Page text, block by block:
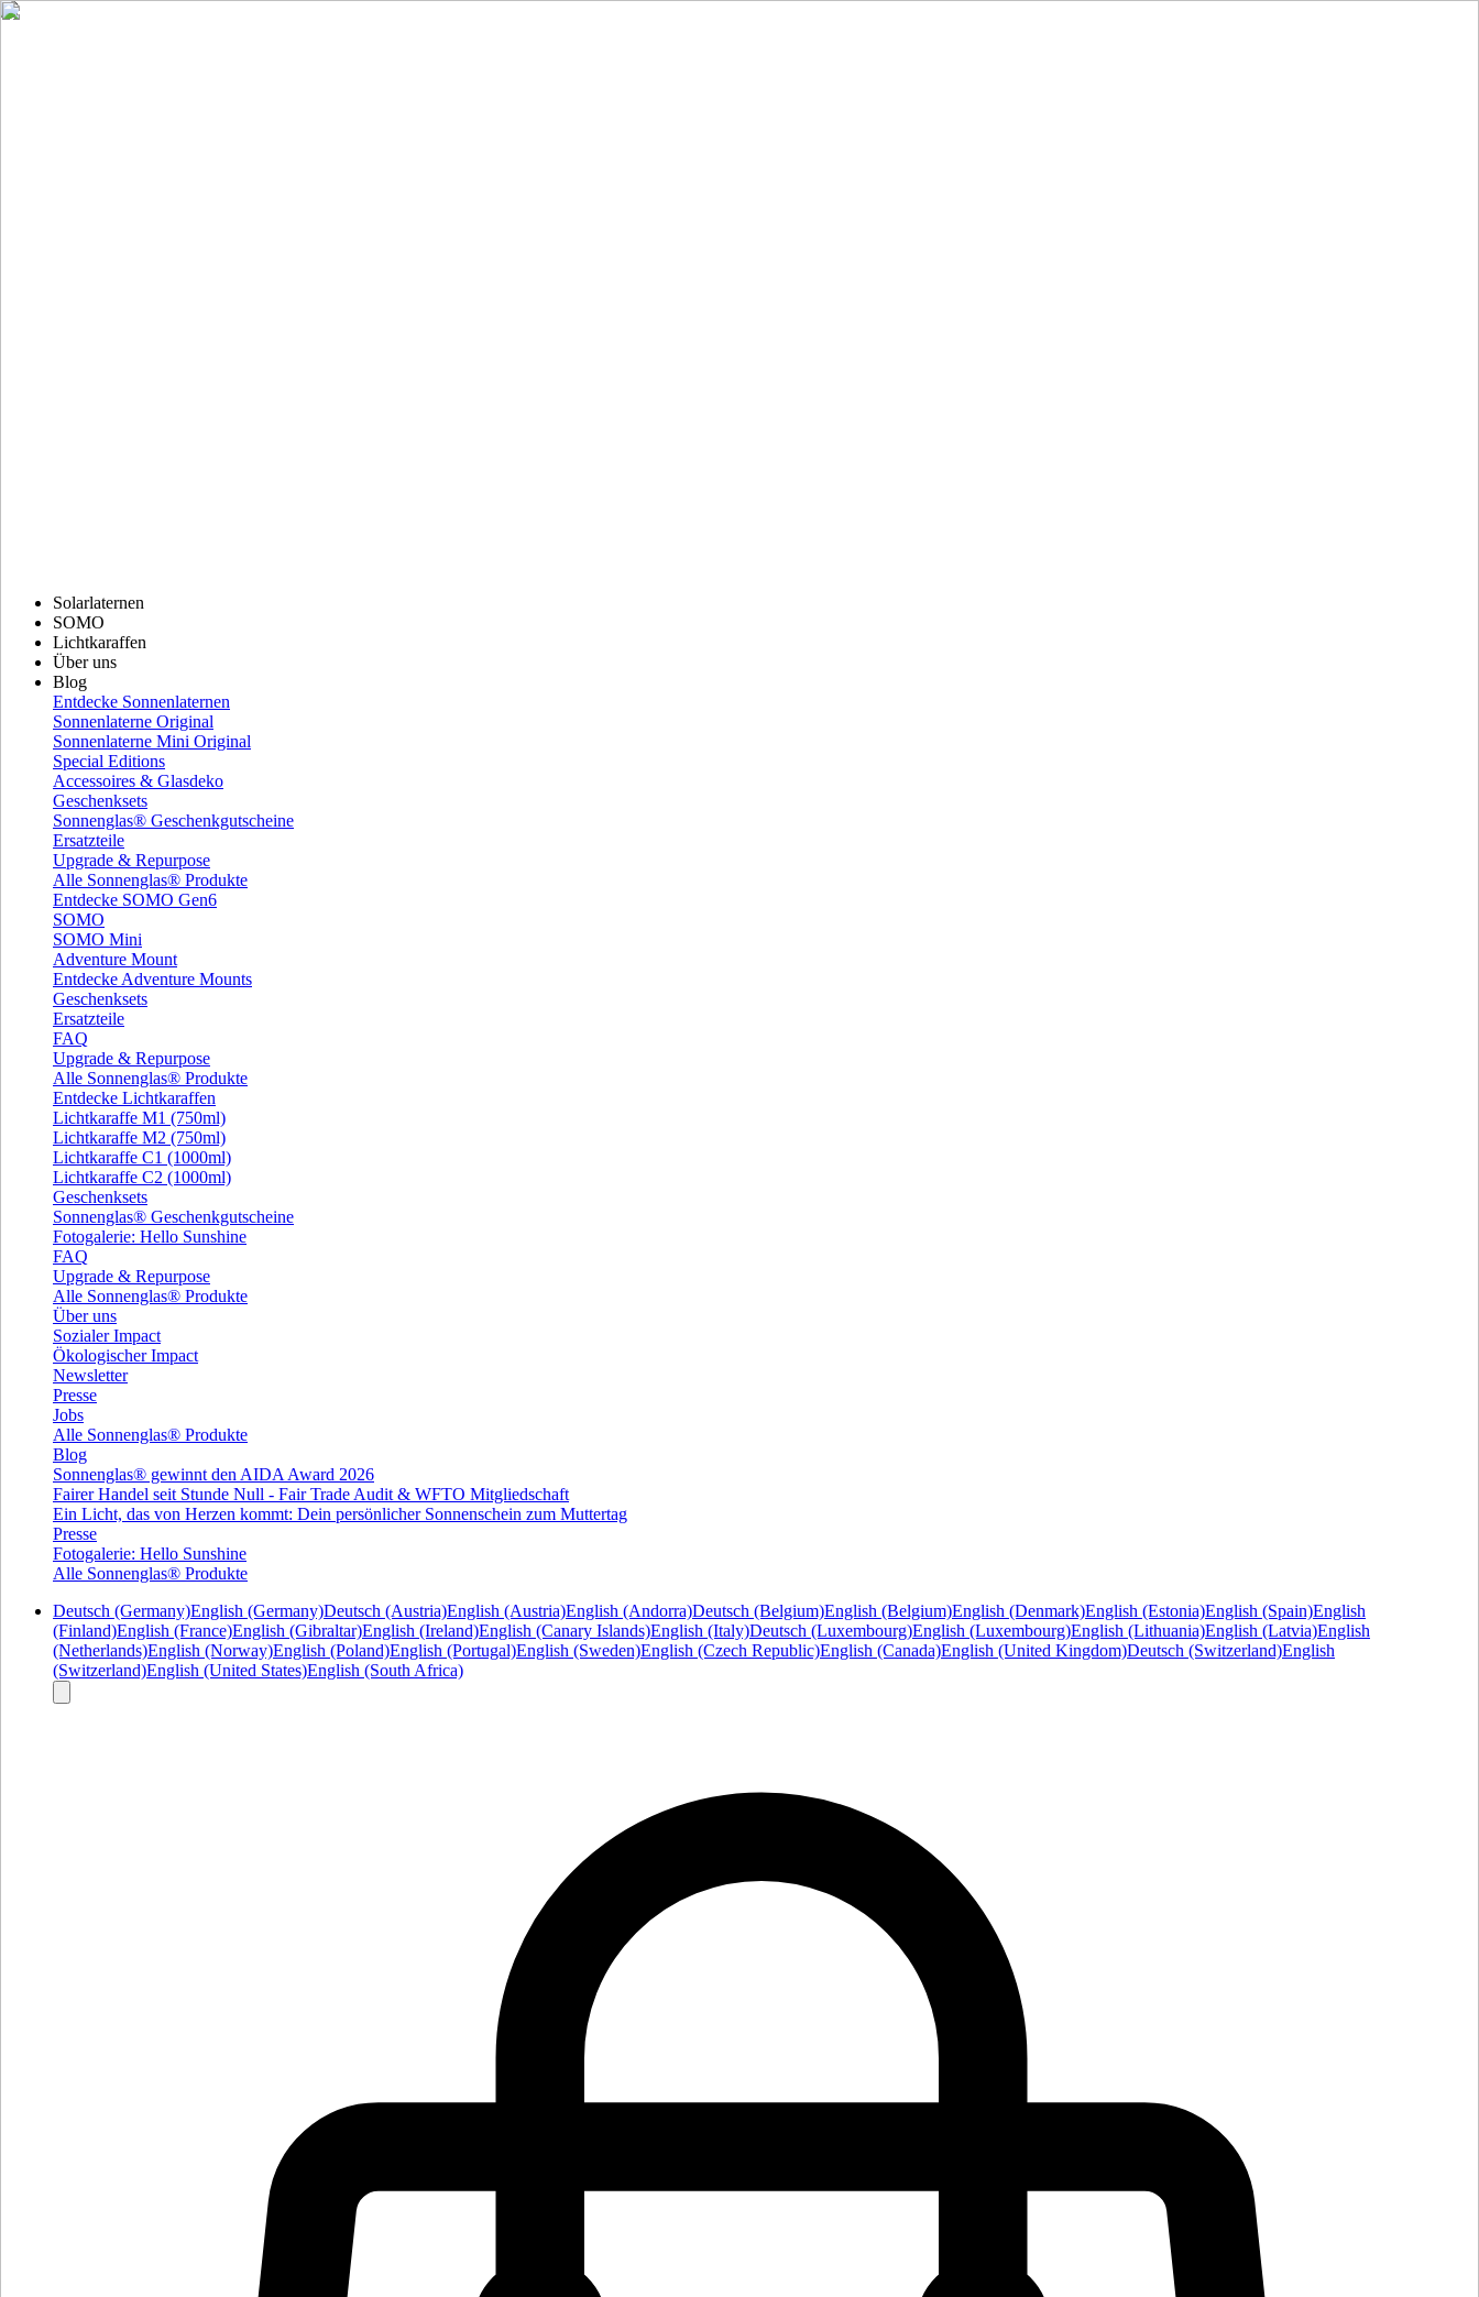
Solarlaternen
SOMO
Lichtkaraffen
Über uns
Blog
Entdecke Sonnenlaternen
Sonnenlaterne Original
Sonnenlaterne Mini Original
Special Editions
Accessoires & Glasdeko
Geschenksets
Sonnenglas® Geschenkgutscheine
Ersatzteile
Upgrade & Repurpose
Alle Sonnenglas® Produkte
Entdecke SOMO Gen6
SOMO
SOMO Mini
Adventure Mount
Entdecke Adventure Mounts
Geschenksets
Ersatzteile
FAQ
Upgrade & Repurpose
Alle Sonnenglas® Produkte
Entdecke Lichtkaraffen
Lichtkaraffe M1 (750ml)
Lichtkaraffe M2 (750ml)
Lichtkaraffe C1 (1000ml)
Lichtkaraffe C2 (1000ml)
Geschenksets
Sonnenglas® Geschenkgutscheine
Fotogalerie: Hello Sunshine
FAQ
Upgrade & Repurpose
Alle Sonnenglas® Produkte
Über uns
Sozialer Impact
Ökologischer Impact
Newsletter
Presse
Jobs
Alle Sonnenglas® Produkte
Blog
Sonnenglas® gewinnt den AIDA Award 2026
Fairer Handel seit Stunde Null - Fair Trade Audit & WFTO Mitgliedschaft
Ein Licht, das von Herzen kommt: Dein persönlicher Sonnenschein zum Muttertag
Presse
Fotogalerie: Hello Sunshine
Alle Sonnenglas® Produkte
Deutsch (Germany)English (Germany)Deutsch (Austria)English (Austria)English (Andorra)Deutsch (Belgium)English (Belgium)English (Denmark)English (Estonia)English (Spain)English
(Finland)English (France)English (Gibraltar)English (Ireland)English (Canary Islands)English (Italy)Deutsch (Luxembourg)English (Luxembourg)English (Lithuania)English (Latvia)English
(Netherlands)English (Norway)English (Poland)English (Portugal)English (Sweden)English (Czech Republic)English (Canada)English (United Kingdom)Deutsch (Switzerland)English
(Switzerland)English (United States)English (South Africa)